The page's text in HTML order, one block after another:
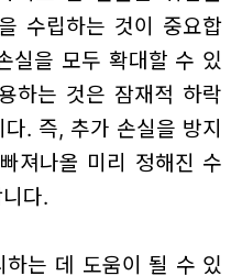
수립하는 것이 중요합
실을 모두 확대할 수 있
하는 것은 잠재적 하락
. 즉, 추가 손실을 방지
져나올 미리 정해진 수
다.
하는 데 도움이 될 수 있